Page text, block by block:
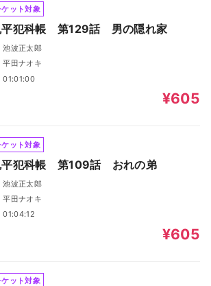
ケット対象
平犯科帳 第129話 男の隠れ家
池波正太郎
平田ナオキ
01:01:00
¥605
ケット対象
平犯科帳 第109話 おれの弟
池波正太郎
平田ナオキ
01:04:12
¥605
ケット対象